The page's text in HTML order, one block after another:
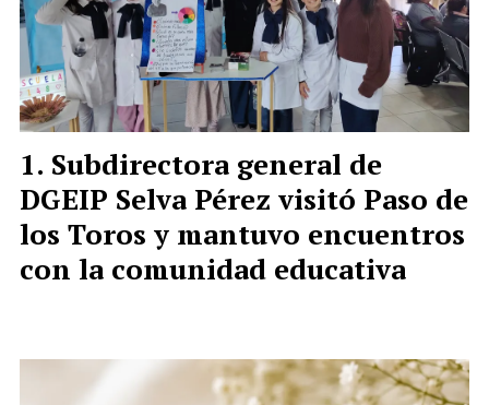
Subdirectora general de
DGEIP Selva Pérez visitó Paso de
los Toros y mantuvo encuentros
con la comunidad educativa